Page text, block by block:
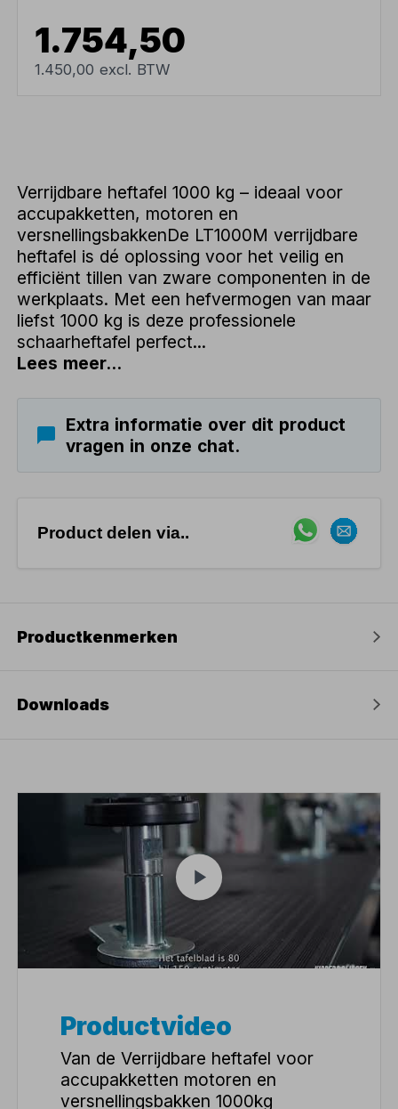
1.754,50
1.450,00 excl. BTW
Verrijdbare heftafel 1000 kg – ideaal voor
accupakketten, motoren en
versnellingsbakkenDe LT1000M verrijdbare
heftafel is dé oplossing voor het veilig en
efficiënt tillen van zware componenten in de
werkplaats. Met een hefvermogen van maar
liefst 1000 kg is deze professionele
schaarheftafel perfect...
Lees meer...
Extra informatie over dit product
vragen in onze chat.
Product delen via..
Productkenmerken
Downloads
Productvideo
Van de Verrijdbare heftafel voor
accupakketten motoren en
versnellingsbakken 1000kg